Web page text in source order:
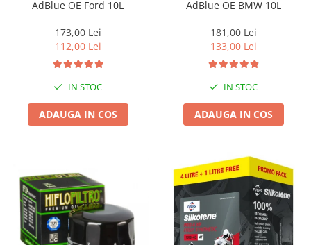
AdBlue OE Ford 10L
173,00 Lei
112,00 Lei
IN STOC
ADAUGA IN COS
AdBlue OE BMW 10L
181,00 Lei
133,00 Lei
IN STOC
ADAUGA IN COS